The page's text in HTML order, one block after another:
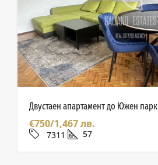
Двустаен апартамент до Южен парк
€750/1,467 лв.
7311 57